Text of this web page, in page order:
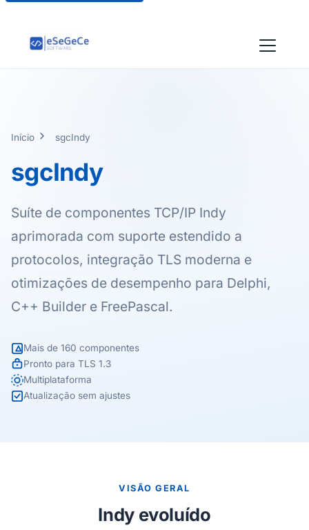
Início sgcIndy
sgcIndy
Suíte de componentes TCP/IP Indy
aprimorada com suporte estendido a
protocolos, integração TLS moderna e
otimizações de desempenho para Delphi,
C++ Builder e FreePascal.
Mais de 160 componentes
Pronto para TLS 1.3
Multiplataforma
Atualização sem ajustes
VISÃO GERAL
Indy evoluído